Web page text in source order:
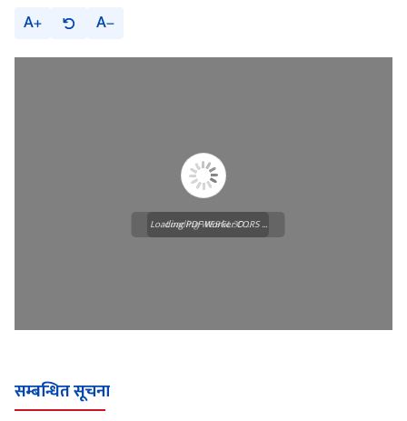
A A
Loading WEBGL 3D ...
Loading PDF Worker CORS ...
सम्बन्धित सूचना